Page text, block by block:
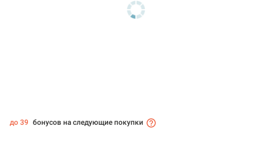
до 39 бонусов на следующие покупки